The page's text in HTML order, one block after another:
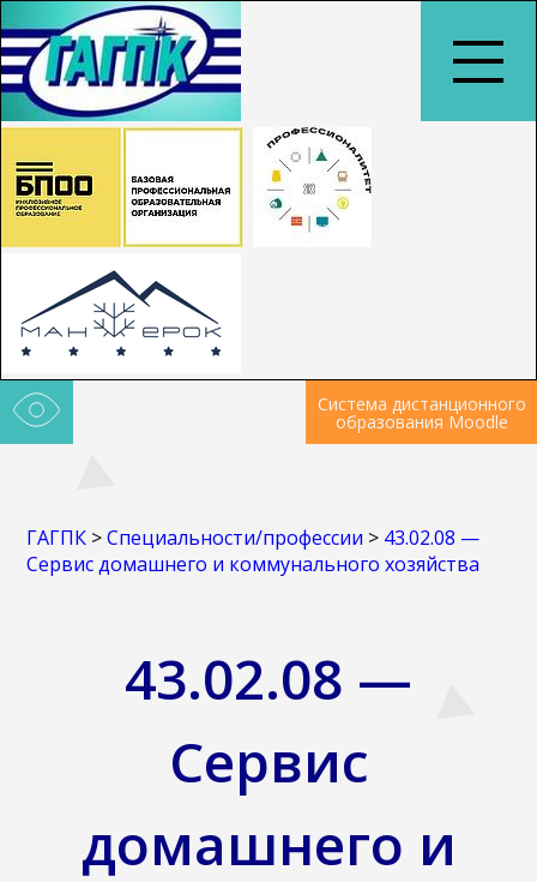
Система дистанционного
образования Moodle
ГАГПК >Специальности/профессии > 43.02.08 —
Сервис домашнего и коммунального хозяйства
43.02.08 —
Сервис
домашнего и